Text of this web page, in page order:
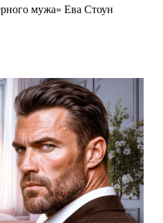
мужа» Ева Стоун